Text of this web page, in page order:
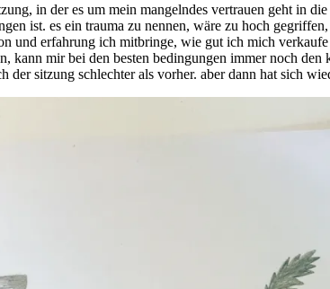
in der es um mein mangelndes vertrauen geht in
ist. es ein trauma zu nennen, wäre zu hoch
und erfahrung ich mitbringe, wie gut ich mich
kann mir bei den besten bedingungen immer noch
der sitzung schlechter als vorher. aber dann hat sich